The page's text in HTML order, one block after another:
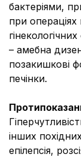
бактеріями,
при
– амебна
позакишкові
печінки.
інших
епілепсія,